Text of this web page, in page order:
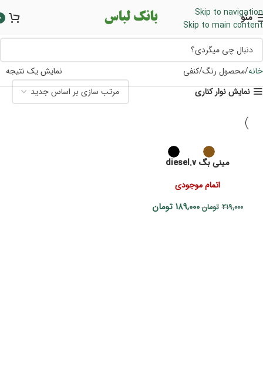
Skip to navigation
Skip to main content
منو
خانه محصول رنگ کنفی
نمایش یک نتیجه
نمایش نوار کناری
مینی بگ diesel.v
اتمام موجودی
219,000 تومان 189,000 تومان